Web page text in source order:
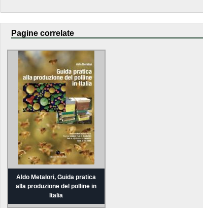
Pagine correlate
Aldo Metalori, Guida pratica
alla produzione del polline in
Italia